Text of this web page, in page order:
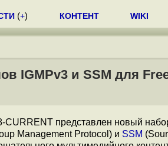
(+) КОНТЕНТ WIKI
IGMPv3 и SSM для
CURRENT представлен новый
Management Protocol) и SSM